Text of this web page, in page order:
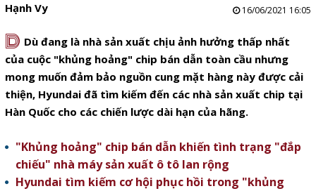
Hạnh Vy 16/06/2021 16:05
D Dù đang là nhà sản xuất chịu ảnh hưởng thấp nhất
của cuộc "khủng hoảng" chip bán dẫn toàn cầu nhưng
mong muốn đảm bảo nguồn cung mặt hàng này được cải
thiện, Hyundai đã tìm kiếm đến các nhà sản xuất chip tại
Hàn Quốc cho các chiến lược dài hạn của hãng.
"Khủng hoảng" chip bán dẫn khiến tình trạng "đắp
chiếu" nhà máy sản xuất ô tô lan rộng
Hyundai tìm kiếm cơ hội phục hồi trong "khủng